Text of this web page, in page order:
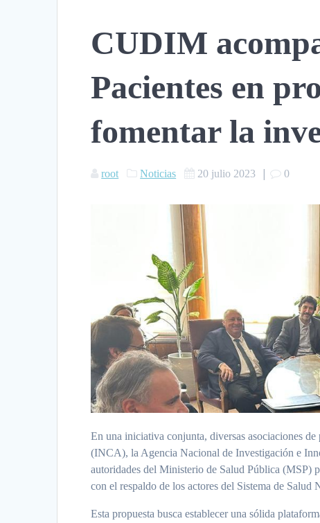
CUDIM
Pacientes en
fomentar la
root Noticias 20 julio 2023 | 0
En una iniciativa conjunta, diversas asociaciones
(INCA), la Agencia Nacional de Investigación e
autoridades del Ministerio de Salud Pública (MSP)
con el respaldo de los actores del Sistema de Salud
Esta propuesta busca establecer una sólida